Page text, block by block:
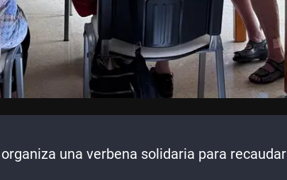
una verbena solidaria para recaudar